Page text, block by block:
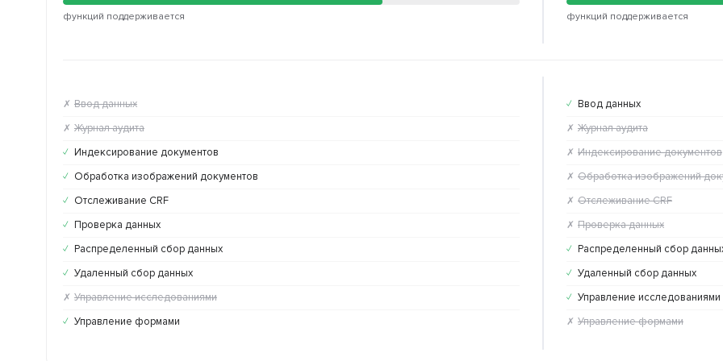
функций поддерживается функций поддерживается
✗ Ввод данных
✗ Журнал аудита
✓ Индексирование документов
✓ Обработка изображений документов
✓ Отслеживание CRF
✓ Проверка данных
✓ Распределенный сбор данных
✓ Удаленный сбор данных
✗ Управление исследованиями
✓ Управление формами
✓ Ввод данных
✗ Журнал аудита
✗ Индексирование документов
✗ Обработка изображений
✗ Отслеживание CRF
✗ Проверка данных
✓ Распределенный сбор
✓ Удаленный сбор данных
✓ Управление исследованиями
✗ Управление формами